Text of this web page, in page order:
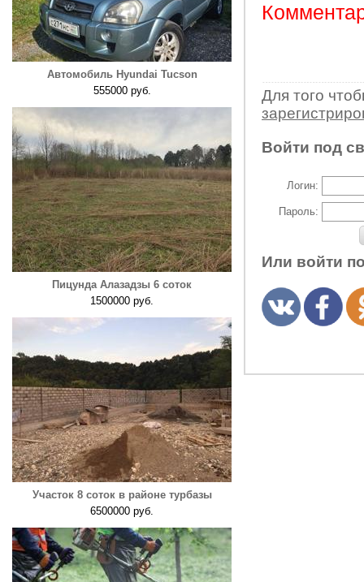
Автомобиль Hyundai Tucson
555000 руб.
Пицунда Алазадзы 6 соток
1500000 руб.
Участок 8 соток в районе турбазы
6500000 руб.
Для того
Войти под
Логин:
Пароль:
Или войти